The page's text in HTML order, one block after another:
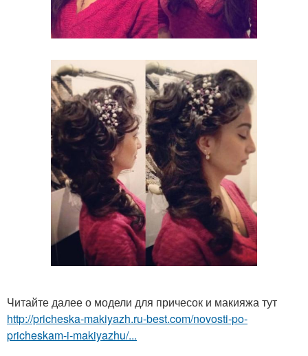
Читайте далее о модели для причесок и макияжа тут
http://pricheska-makiyazh.ru-best.com/novosti-po-
pricheskam-i-makiyazhu/...